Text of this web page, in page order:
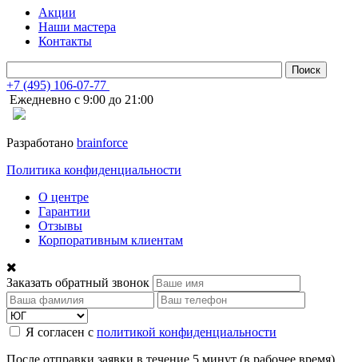
Акции
Наши мастера
Контакты
+7 (495) 106-07-77
Ежедневно с 9:00 до 21:00
Разработано brainforce
Политика конфиденциальности
О центре
Гарантии
Отзывы
Корпоративным клиентам
Заказать обратный звонок
Я согласен с политикой конфиденциальности
После отправки заявки в течение 5 минут (в рабочее время)